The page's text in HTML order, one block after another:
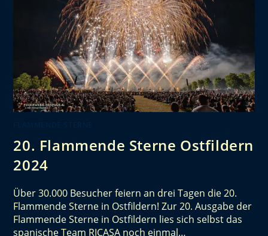
20. Flammende Sterne Ostfildern
2024
Über 30.000 Besucher feiern an drei Tagen die 20.
Flammende Sterne in Ostfildern! Zur 20. Ausgabe der
Flammende Sterne in Ostfildern lies sich selbst das
spanische Team RICASA noch einmal…